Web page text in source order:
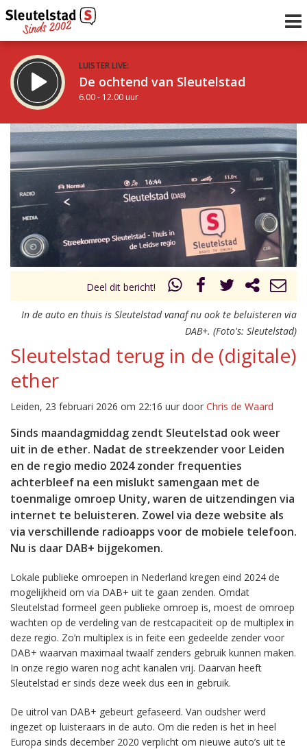
LUISTER LIVE:
De ochtend van Sleutelstad
6.00 - 12.00 uur
STRAKS:
De middag van Sleutelstad
12.00 - 18.00 uur
Vorig uur
uur 1 van 0 Volgend uur
Deel dit bericht!
In de auto en thuis is Sleutelstad vanaf nu ook te beluisteren via
DAB+. (Foto's: Sleutelstad)
Sleutelstad terug in de (digitale)
ether
Leiden, 23 februari 2026 om 22:16 uur door Chris de Waard
Sinds maandagmiddag zendt Sleutelstad ook weer
uit in de ether. Nadat de streekzender voor Leiden
en de regio medio 2024 zonder frequenties
achterbleef na een mislukt samengaan met de
toenmalige omroep Unity, waren de uitzendingen via
internet te beluisteren. Zowel via deze website als
via verschillende radioapps voor de mobiele telefoon.
Nu is daar DAB+ bijgekomen.
Lokale publieke omroepen in Nederland kregen eind 2024 de
mogelijkheid om via DAB+ uit te gaan zenden. Omdat
Sleutelstad formeel geen publieke omroep is, moest de omroep
wachten op de verdeling van de restcapaciteit op de multiplex in
deze regio. Zo’n multiplex is in feite een gedeelde zender voor
DAB+ waarvan maximaal twaalf zenders gebruik kunnen maken.
In onze regio waren nog acht kanalen vrij. Daarvan heeft
Sleutelstad er sinds deze week dus een in gebruik.
De uitrol van DAB+ gebeurt gefaseerd. Van oudsher werd
ingezet op luisteraars in de auto. Om die reden is het in heel
Europa sinds december 2020 verplicht om nieuwe auto’s uit te